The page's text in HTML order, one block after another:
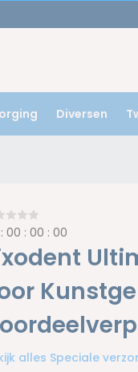
Diversen
:00 :00 :00
alles Speciale